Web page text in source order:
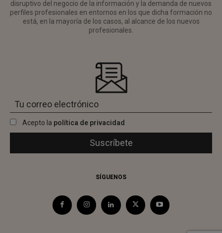
disruptivo del negocio de la información y la demanda de nuevos
perfiles profesionales en entornos en los que dicha formación no
está, en la mayoría de los casos, al alcance de los nuevos
profesionales.
Acepto la política de privacidad
SÍGUENOS